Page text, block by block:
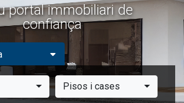
portal immobiliari de
confiança
Pisos i cases